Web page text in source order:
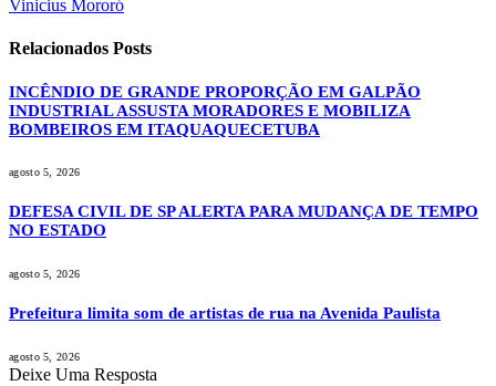
Vinicius Mororó
Relacionados Posts
INCÊNDIO DE GRANDE PROPORÇÃO EM GALPÃO
INDUSTRIAL ASSUSTA MORADORES E MOBILIZA
BOMBEIROS EM ITAQUAQUECETUBA
agosto 5, 2026
DEFESA CIVIL DE SP ALERTA PARA MUDANÇA DE TEMPO
NO ESTADO
agosto 5, 2026
Prefeitura limita som de artistas de rua na Avenida Paulista
agosto 5, 2026
Deixe Uma Resposta